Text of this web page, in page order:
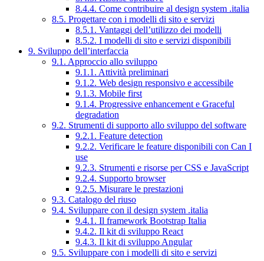
8.4.4. Come contribuire al design system .italia
8.5. Progettare con i modelli di sito e servizi
8.5.1. Vantaggi dell’utilizzo dei modelli
8.5.2. I modelli di sito e servizi disponibili
9. Sviluppo dell’interfaccia
9.1. Approccio allo sviluppo
9.1.1. Attività preliminari
9.1.2. Web design responsivo e accessibile
9.1.3. Mobile first
9.1.4. Progressive enhancement e Graceful
degradation
9.2. Strumenti di supporto allo sviluppo del software
9.2.1. Feature detection
9.2.2. Verificare le feature disponibili con Can I
use
9.2.3. Strumenti e risorse per CSS e JavaScript
9.2.4. Supporto browser
9.2.5. Misurare le prestazioni
9.3. Catalogo del riuso
9.4. Sviluppare con il design system .italia
9.4.1. Il framework Bootstrap Italia
9.4.2. Il kit di sviluppo React
9.4.3. Il kit di sviluppo Angular
9.5. Sviluppare con i modelli di sito e servizi